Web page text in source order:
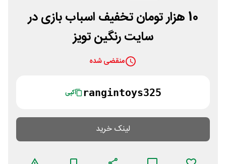
10 هزار تومان تخفیف اسباب بازی در
سایت رنگین تویز
منقضی شده
rangintoys325 کپی
لینک خرید